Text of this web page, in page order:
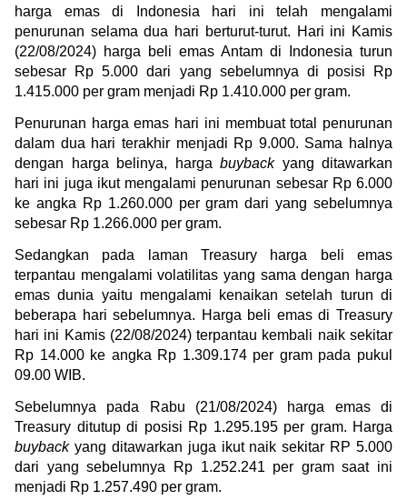
harga emas di Indonesia hari ini telah mengalami
penurunan selama dua hari berturut-turut. Hari ini Kamis
(22/08/2024) harga beli emas Antam di Indonesia turun
sebesar Rp 5.000 dari yang sebelumnya di posisi Rp
1.415.000 per gram menjadi Rp 1.410.000 per gram.
Penurunan harga emas hari ini membuat total penurunan
dalam dua hari terakhir menjadi Rp 9.000. Sama halnya
dengan harga belinya, harga buyback yang ditawarkan
hari ini juga ikut mengalami penurunan sebesar Rp 6.000
ke angka Rp 1.260.000 per gram dari yang sebelumnya
sebesar Rp 1.266.000 per gram.
Sedangkan pada laman Treasury harga beli emas
terpantau mengalami volatilitas yang sama dengan harga
emas dunia yaitu mengalami kenaikan setelah turun di
beberapa hari sebelumnya. Harga beli emas di Treasury
hari ini Kamis (22/08/2024) terpantau kembali naik sekitar
Rp 14.000 ke angka Rp 1.309.174 per gram pada pukul
09.00 WIB.
Sebelumnya pada Rabu (21/08/2024) harga emas di
buyback yang ditawarkan juga ikut naik sekitar RP 5.000
dari yang sebelumnya Rp 1.252.241 per gram saat ini
menjadi Rp 1.257.490 per gram.